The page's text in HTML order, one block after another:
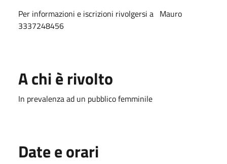
Per informazioni e iscrizioni rivolgersi a Mauro
3337248456
A chi è rivolto
In prevalenza ad un pubblico femminile
Date e orari